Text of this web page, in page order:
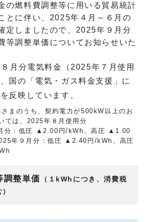
の燃料費調整等に用いる貿易統計
とに伴い、2025年４月～６月の
定しましたので、2025年９月分
等調整単価についてお知らせいた
月分電気料金（2025年７月使用
国の「電気・ガス料金支援」に
を反映しています。
さまのうち、契約電力が500kW以上のお
ては、2025年８月使用分
月分：低圧 ▲2.00円/kWh、高圧 ▲1.00
年９月分：低圧 ▲2.40円/kWh、高圧
整単価
（１kWhにつき、消費税